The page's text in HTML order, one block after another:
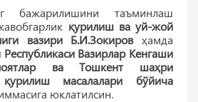
бажарилишини таъминлаш
қурилиш ва уй-жой
вазири Б.И.Зокировҳамда
Республикаси Вазирлар Кенгаши
ва Тошкент шаҳри
қурилиш масалалари бўйича
юклатилсин.